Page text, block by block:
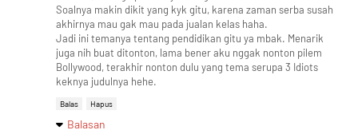
Soalnya makin dikit yang kyk gitu, karena zaman serba susah
akhirnya mau gak mau pada jualan kelas haha.
Jadi ini temanya tentang pendidikan gitu ya mbak. Menarik
juga nih buat ditonton, lama bener aku nggak nonton pilem
Bollywood, terakhir nonton dulu yang tema serupa 3 Idiots
keknya judulnya hehe.
Balas Hapus
Balasan